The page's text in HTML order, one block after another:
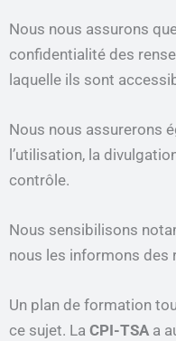
Nous nous assurons
confidentialité des
laquelle ils sont
Nous nous assurerons
l’utilisation, la
contrôle.
Nous sensibilisons
nous les informons des
Un plan de formation
ce sujet. La CPI-TSA a